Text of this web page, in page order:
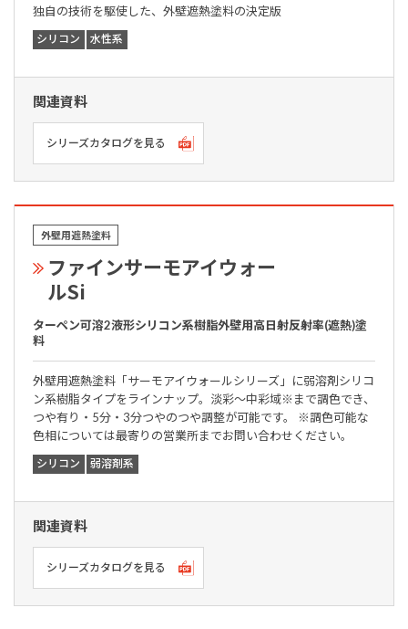
独自の技術を駆使した、外壁遮熱塗料の決定版
シリコン 水性系
関連資料
シリーズカタログを見る
外壁用遮熱塗料
ファインサーモアイウォー
ルSi
ターペン可溶2液形シリコン系樹脂外壁用高日射反射率(遮熱)塗
料
外壁用遮熱塗料「サーモアイウォールシリーズ」に弱溶剤シリコ
ン系樹脂タイプをラインナップ。淡彩～中彩域※まで調色でき、
つや有り・5分・3分つやのつや調整が可能です。 ※調色可能な
色相については最寄りの営業所までお問い合わせください。
シリコン 弱溶剤系
関連資料
シリーズカタログを見る